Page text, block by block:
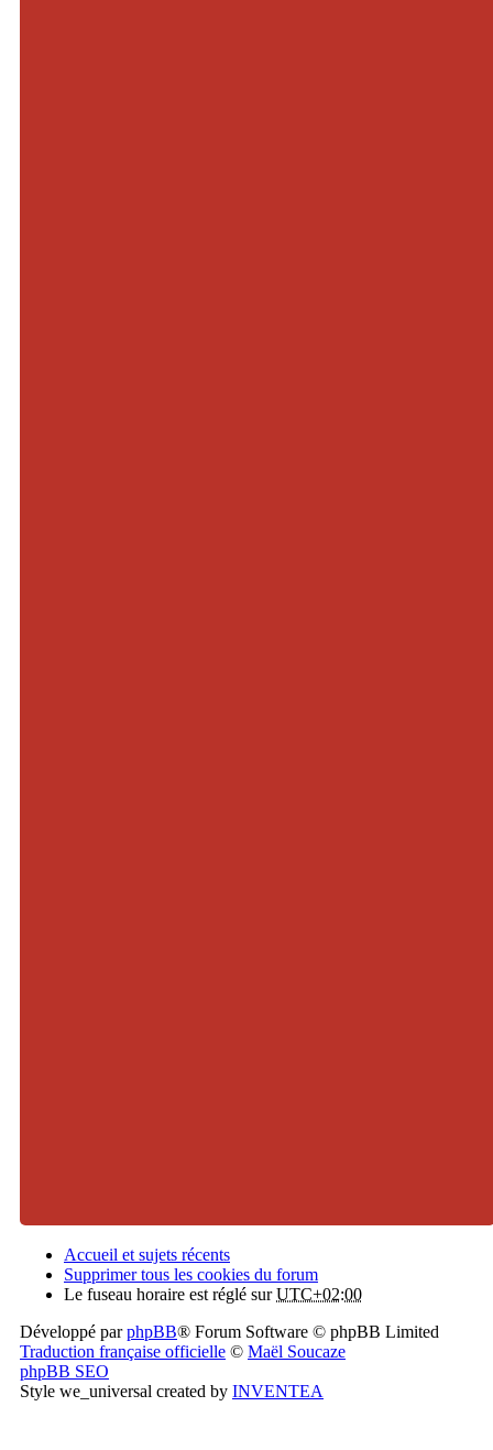
Accueil et sujets récents
Supprimer tous les cookies du forum
Le fuseau horaire est réglé surUTC+02:00
Développé parphpBB® Forum Software © phpBB Limited
Traduction française officielle © Maël Soucaze
phpBB SEO
Style we_universal created by INVENTEA